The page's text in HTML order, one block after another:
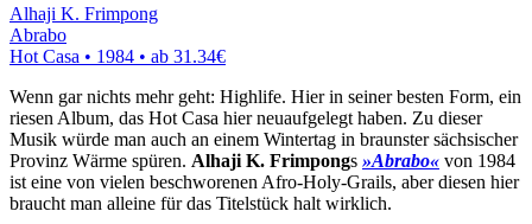
Alhaji K. Frimpong
Abrabo
Hot Casa • 1984 • ab 31.34€
Wenn gar nichts mehr geht: Highlife. Hier in seiner besten Form, ein
riesen Album, das Hot Casa hier neuaufgelegt haben. Zu dieser
Musik würde man auch an einem Wintertag in braunster sächsischer
Provinz Wärme spüren. Alhaji K. Frimpongs »Abrabo« von 1984
ist eine von vielen beschworenen Afro-Holy-Grails, aber diesen hier
braucht man alleine für das Titelstück halt wirklich.